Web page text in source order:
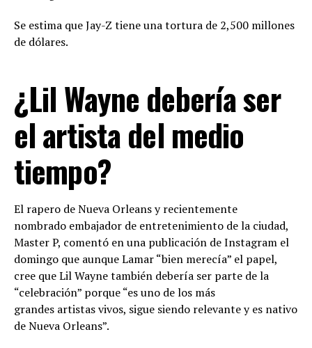
Se estima que Jay-Z tiene una tortura de 2,500 millones
de dólares.
¿Lil Wayne debería ser
el artista del medio
tiempo?
El rapero de Nueva Orleans y recientemente
nombrado embajador de entretenimiento de la ciudad,
Master P, comentó en una publicación de Instagram el
domingo que aunque Lamar “bien merecía” el papel,
cree que Lil Wayne también debería ser parte de la
“celebración” porque “es uno de los más
grandes artistas vivos, sigue siendo relevante y es nativo
de Nueva Orleans”.